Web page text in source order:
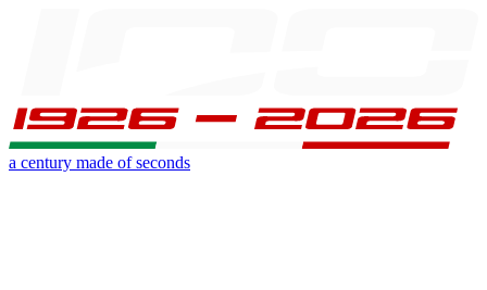
a century made of seconds